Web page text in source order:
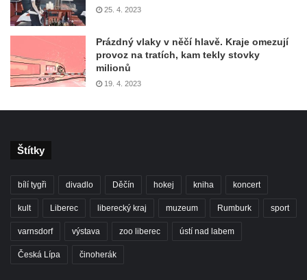
25. 4. 2023
Prázdný vlaky v něčí hlavě. Kraje omezují
provoz na tratích, kam tekly stovky
milionů
19. 4. 2023
Štítky
bílí tygři divadlo Děčín hokej kniha koncert
kult Liberec liberecký kraj muzeum Rumburk sport
varnsdorf výstava zoo liberec ústí nad labem
Česká Lípa činoherák